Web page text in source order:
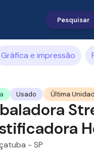
Gráfica e impressão
Usado Última
- SP